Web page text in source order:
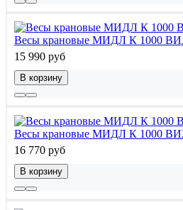
Весы крановые МИДЛ К 1000
15 990 руб
В корзину
Весы крановые МИДЛ К 1000
16 770 руб
В корзину